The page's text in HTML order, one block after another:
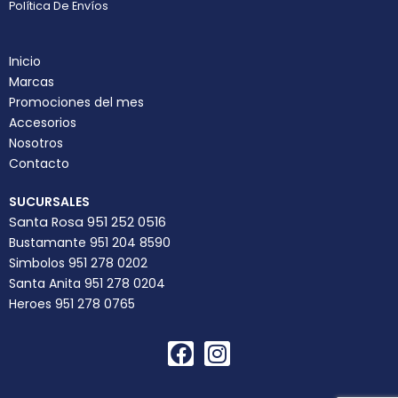
Política De Envíos
Inicio
Marcas
Promociones del mes
Accesorios
Nosotros
Contacto
SUCURSALES
Santa Rosa 951 252 0516
Bustamante 951 204 8590
Simbolos 951 278 0202
Santa Anita 951 278 0204
Heroes 951 278 0765